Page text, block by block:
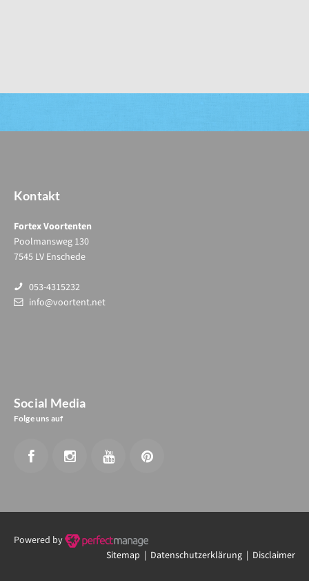
Kontakt
Fortex Voortenten
Poolmansweg 130
7545 LV Enschede
053-4315232
info@voortent.net
Social Media
Folge uns auf
Powered by
| Disclaimer
Datenschutzerklärung
Sitemap |